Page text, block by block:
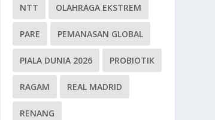
NTT OLAHRAGA EKSTREM
PARE PEMANASAN GLOBAL
PIALA DUNIA 2026 PROBIOTIK
RAGAM REAL MADRID
RENANG